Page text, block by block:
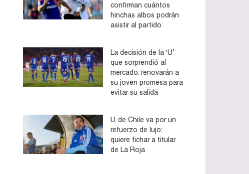
confirman cuántos
hinchas albos podrán
asistir al partido
La decisión de la ‘U’
que sorprendió al
mercado: renovarán a
su joven promesa para
evitar su salida
U. de Chile va por un
refuerzo de lujo:
quiere fichar a titular
de La Roja